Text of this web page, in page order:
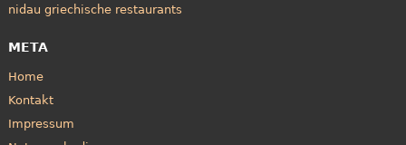
nidau griechische restaurants
META
Home
Kontakt
Impressum